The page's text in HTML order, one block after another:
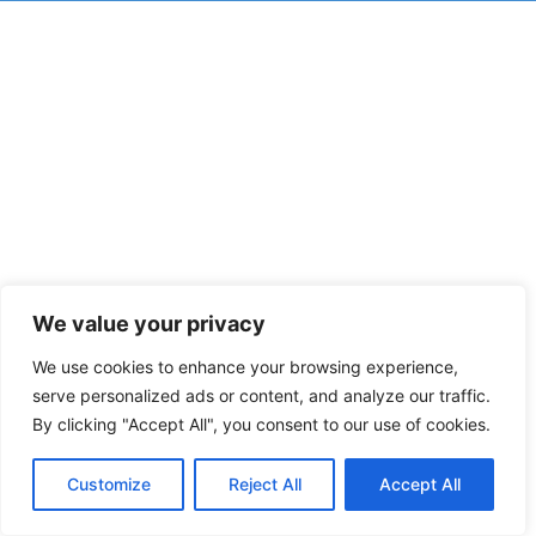
We value your privacy
We use cookies to enhance your browsing experience,
serve personalized ads or content, and analyze our traffic.
By clicking "Accept All", you consent to our use of cookies.
Customize Reject All Accept All